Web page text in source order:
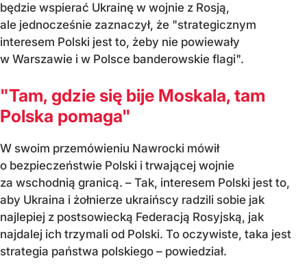
będzie wspierać Ukrainę w wojnie z Rosją,
ale jednocześnie zaznaczył, że "strategicznym
interesem Polski jest to, żeby nie powiewały
w Warszawie i w Polsce banderowskie flagi".
"Tam, gdzie się bije Moskala, tam
Polska pomaga"
W swoim przemówieniu Nawrocki mówił
o bezpieczeństwie Polski i trwającej wojnie
za wschodnią granicą. – Tak, interesem Polski jest to,
aby Ukraina i żołnierze ukraińscy radzili sobie jak
najlepiej z postsowiecką Federacją Rosyjską, jak
najdalej ich trzymali od Polski. To oczywiste, taka jest
strategia państwa polskiego – powiedział.